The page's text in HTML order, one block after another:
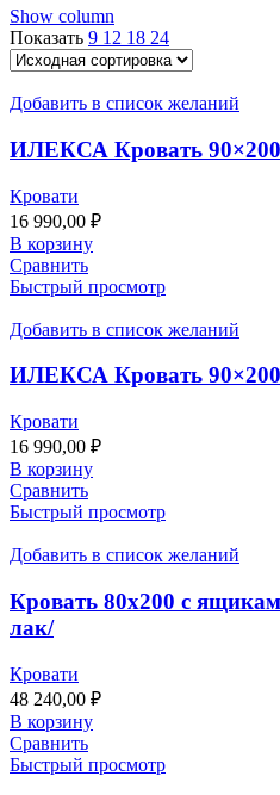
Show column
Показать 9 12 18 24
Добавить в список желаний
ИЛЕКСА Кровать
Кровати
16 990,00 ₽
В корзину
Сравнить
Быстрый просмотр
Добавить в список желаний
ИЛЕКСА Кровать
Кровати
16 990,00 ₽
В корзину
Сравнить
Быстрый просмотр
Добавить в список желаний
Кровать 80х200 с
лак/
Кровати
48 240,00 ₽
В корзину
Сравнить
Быстрый просмотр